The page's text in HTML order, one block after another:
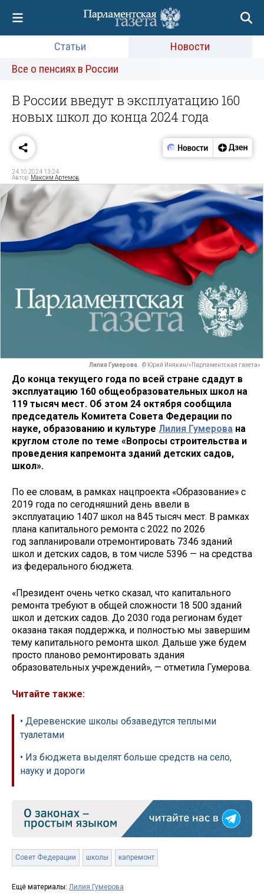
Статьи
Новости
Все о пенсиях в России
В России введут в эксплуатацию 160
новых школ до конца 2024 года
24.10.2024 13:24
Автор: Максим Артемов
Лилия Гумерова. © Юрий Инякин/«Парламентская газета»
До конца текущего года по всей стране сдадут в
эксплуатацию 160 общеобразовательных школ на
119 тысяч мест. Об этом 24 октября сообщила
председатель Комитета Совета Федерации по
науке, образованию и культуре Лилия Гумерова на
круглом столе по теме «Вопросы строительства и
проведения капремонта зданий детских садов,
школ».
По ее словам, в рамках нацпроекта «Образование» с
2019 года по сегодняшний день ввели в
эксплуатацию 1407 школ на 845 тысяч мест. В рамках
плана капитального ремонта с 2022 по 2026
год запланировали отремонтировать 7346 зданий
школ и детских садов, в том числе 5396 — на средства
из федерального бюджета.
«Президент очень четко сказал, что капитального
ремонта требуют в общей сложности 18 500 зданий
школ и детских садов. До 2030 года регионам будет
оказана такая поддержка, и полностью мы завершим
тему капитального ремонта школ. Дальше уже будем
просто планово ремонтировать здания
образовательных учреждений», — отметила Гумерова.
Читайте также:
• Деревенские школы обзаведутся теплыми
туалетами
• Из бюджета выделят больше средств на село,
науку и дороги
Совет Федерации школы капремонт
Ещё материалы: Лилия Гумерова